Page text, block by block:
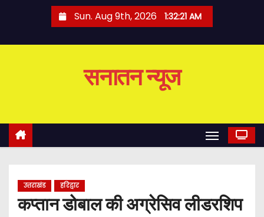
o
Sun. Aug 9th, 2026 1:32:22 AM
सनातन न्यूज
उत्तराखंड हरिद्वार
कप्तान डोबाल की अग्रेसिव लीडरशिप